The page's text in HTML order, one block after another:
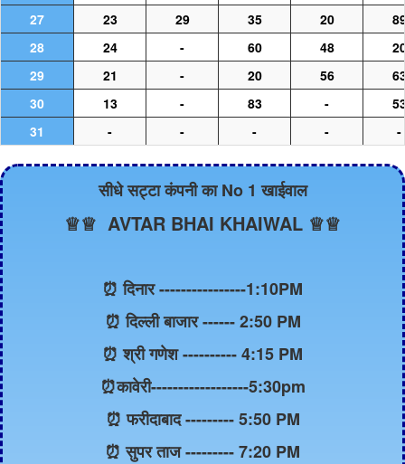
27
23 29 35 20
28
24 - 60 48
29
21 - 20 56
30
13 - 83 -
31
- - - - -
सीधे सट्टा कंपनी का No 1 खाईवाल
♕♕ AVTAR BHAI KHAIWAL ♕♕
⏰ दिनार ----------------1:10PM
⏰ दिल्ली बाजार ------ 2:50 PM
⏰ श्री गणेश ---------- 4:15 PM
⏰कावेरी------------------5:30pm
⏰ फरीदाबाद --------- 5:50 PM
⏰ सुपर ताज --------- 7:20 PM